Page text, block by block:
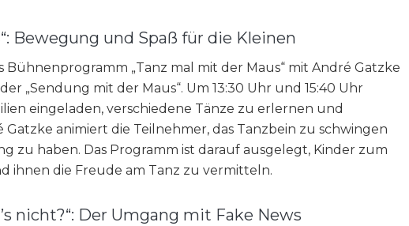
Bewegung und Spaß für die Kleinen
„Tanz mal mit der Maus“ mit André Gatzke
„Sendung mit der Maus“. Um 13:30 Uhr und 15:40 Uhr
eingeladen, verschiedene Tänze zu erlernen und
animiert die Teilnehmer, das Tanzbein zu schwingen
zu haben. Das Programm ist darauf ausgelegt, Kinder zum
ihnen die Freude am Tanz zu vermitteln.
nicht?“: Der Umgang mit Fake News